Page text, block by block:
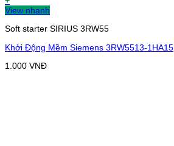
View nhanh
Soft starter SIRIUS 3RW55
Khởi Động Mềm Siemens 3RW5513-1HA15
1.000 VNĐ